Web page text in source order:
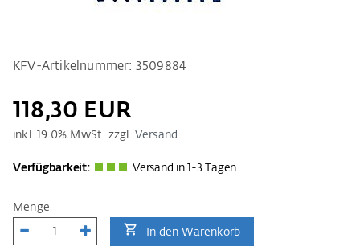
KFV-Artikelnummer: 3509884
118,30 EUR
inkl. 19.0% MwSt. zzgl. Versand
Verfügbarkeit: Versand in 1-3 Tagen
Menge
In den Warenkorb